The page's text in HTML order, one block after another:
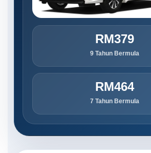
RM379
9 Tahun Bermula
RM464
7 Tahun Bermula